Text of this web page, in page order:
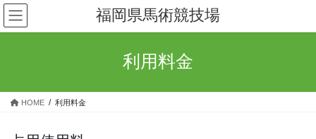
コ
ン
テ
ス
ナ
ビ
ゲ
ン
福岡県馬術競技場
利用料金
HOME 利用料金